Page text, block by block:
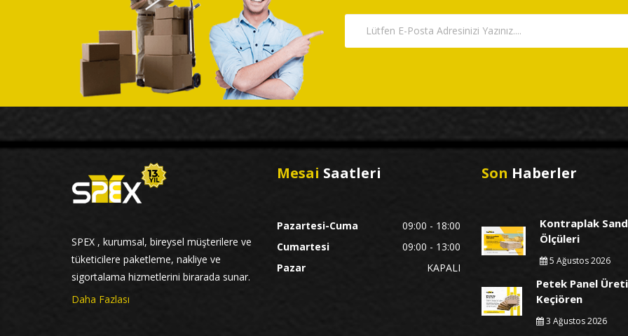
SPEX , kurumsal, bireysel müşterilere ve
tüketicilere paketleme, nakliye ve
sigortalama hizmetlerini birarada sunar.
Daha Fazlası
Mesai Saatleri
Pazartesi-Cuma
09:00 - 18:00
Cumartesi
09:00 - 13:00
Pazar
KAPALI
Son Haberler
Kontraplak
Ölçüleri
5 Ağustos 2026
Petek Panel
Keçiören
3 Ağustos 2026